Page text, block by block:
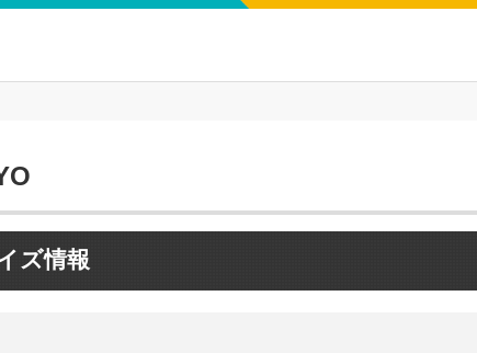
ズ情報